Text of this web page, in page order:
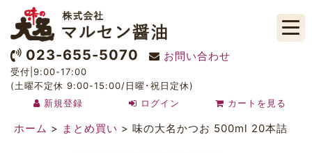
023-655-5070 お問い合わせ
受付|9:00-17:00
(土曜不定休 9:00-15:00/日曜･祝日定休)
新規登録
ログイン カートを見る
ホーム > まとめ買い > 味の大名かつお 500ml 20本詰